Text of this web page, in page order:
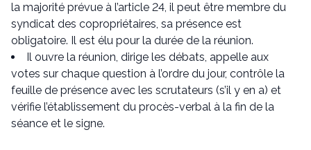
la majorité prévue à l’article 24, il peut être membre du
syndicat des copropriétaires, sa présence est
obligatoire. Il est élu pour la durée de la réunion.
Il ouvre la réunion, dirige les débats, appelle aux
votes sur chaque question à l’ordre du jour, contrôle la
feuille de présence avec les scrutateurs (s’il y en a) et
vérifie l’établissement du procès-verbal à la fin de la
séance et le signe.